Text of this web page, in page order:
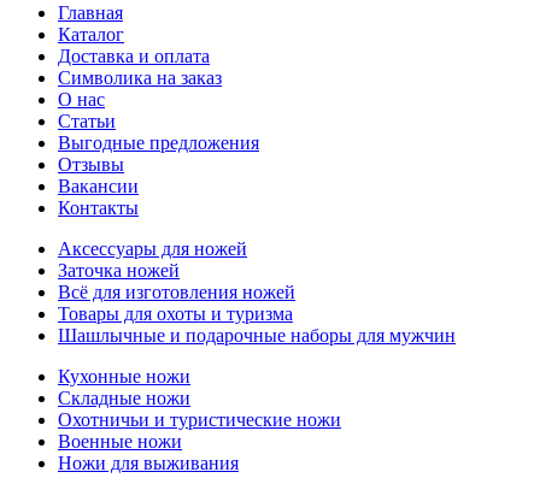
Главная
Каталог
Доставка и оплата
Символика на заказ
О нас
Статьи
Выгодные предложения
Отзывы
Вакансии
Контакты
Аксессуары для ножей
Заточка ножей
Всё для изготовления ножей
Товары для охоты и туризма
Шашлычные и подарочные наборы для мужчин
Кухонные ножи
Складные ножи
Охотничьи и туристические ножи
Военные ножи
Ножи для выживания